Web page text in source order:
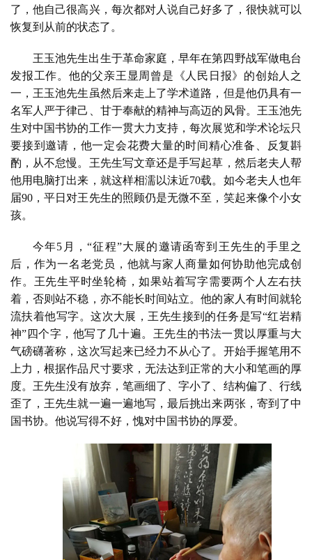
首
页
艺
坛
快
讯
了，他自己很高兴，每次都对人说自己好多了，很快就可以
恢复到从前的状态了。
王玉池先生出生于革命家庭，早年在第四野战军做电台
发报工作。他的父亲王显周曾是《人民日报》的创始人之
一，王玉池先生虽然后来走上了学术道路，但是他仍具有一
名军人严于律己、甘于奉献的精神与高迈的风骨。王玉池先
生对中国书协的工作一贯大力支持，每次展览和学术论坛只
要接到邀请，他一定会花费大量的时间精心准备、反复斟
酌，从不怠慢。王先生写文章还是手写起草，然后老夫人帮
他用电脑打出来，就这样相濡以沫近70载。如今老夫人也年
届90 ，平日对王先生的照顾仍是无微不至，笑起来像个小女
孩。
今年5 月，“征程”大展的邀请函寄到王先生的手里之
后，作为一名老党员，他就与家人商量如何协助他完成创
作。王先生平时坐轮椅，如果站着写字需要两个人左右扶
着，否则站不稳，亦不能长时间站立。他的家人有时间就轮
流扶着他写字。这次大展，王先生接到的任务是写“红岩精
神”四个字，他写了几十遍。王先生的书法一贯以厚重与大
气磅礴著称，这次写起来已经力不从心了。开始手握笔用不
上力，根据作品尺寸要求，无法达到正常的大小和笔画的厚
度。王先生没有放弃，笔画细了、字小了、结构偏了、行线
歪了，王先生就一遍一遍地写，最后挑出来两张，寄到了中
国书协。他说写得不好，愧对中国书协的厚爱。